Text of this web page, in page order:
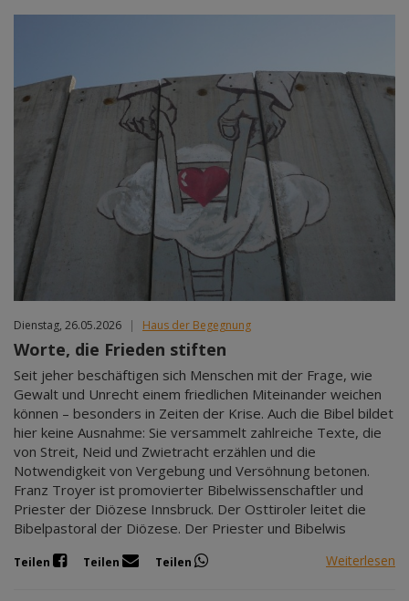
Dienstag, 26.05.2026 | Haus der Begegnung
Worte, die Frieden stiften
Seit jeher beschäftigen sich Menschen mit der Frage, wie
Gewalt und Unrecht einem friedlichen Miteinander weichen
können – besonders in Zeiten der Krise. Auch die Bibel bildet
hier keine Ausnahme: Sie versammelt zahlreiche Texte, die
von Streit, Neid und Zwietracht erzählen und die
Notwendigkeit von Vergebung und Versöhnung betonen.
Franz Troyer ist promovierter Bibelwissenschaftler und
Priester der Diözese Innsbruck. Der Osttiroler leitet die
Bibelpastoral der Diözese. Der Priester und Bibelwis
Teilen Teilen Teilen Weiterlesen